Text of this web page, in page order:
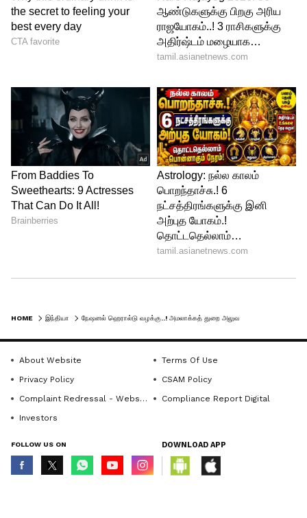
தவறாக பயன்படுத்துவதாக காங்கிரஸ்
உள்ளிட்ட எதிர்க்கட்சிகள் குற்றம்சாட்டி
முழக்கமிட்டனர் இதன் காரணமாக
பாதிக்கப்பட்டன.
இதையும் படியுங்கள்
அதிமுக அலுவலகத்தில் வைக்கப்பட்ட
சீல் அகற்றம்..! சேதமடைந்த
பொருட்களை பார்த்து அதிர்ச்சியான
சி.வி.சண்முகம்
HOME இந்தியா
About Website
Terms Of Use
Privacy Policy
CSAM Policy
Complaint Redressal - Website
Compliance Report Digital
Investors
FOLLOW US ON DOWNLOAD APP